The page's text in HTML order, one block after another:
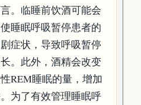
。临睡前饮酒可能会
睡眠呼吸暂停患者的
症状，导致呼吸暂停
。此外，酒精会改变
REM睡眠的量，增加
为了有效管理睡眠呼